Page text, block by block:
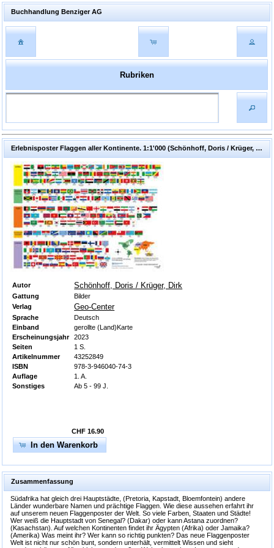
Buchhandlung Benziger AG
Rubriken
Erlebnisposter Flaggen aller Kontinente. 1:1'000 (Schönhoff, Doris / Krüger, Dirk)
Autor Schönhoff, Doris / Krüger, Dirk
Gattung
Bilder
Verlag
Geo-Center
Sprache
Deutsch
Einband
gerollte (Land)Karte
Erscheinungsjahr
2023
Seiten
1 S.
Artikelnummer
43252849
ISBN
978-3-946040-74-3
Auflage
1. A.
Sonstiges
Ab 5 - 99 J.
CHF 16.90
In den Warenkorb
Zusammenfassung
Südafrika hat gleich drei Hauptstädte, (Pretoria, Kapstadt, Bloemfontein) andere
Länder wunderbare Namen und prächtige Flaggen. Wie diese aussehen erfahrt ihr
auf unserem neuen Flaggenposter der Welt. So viele Farben, Staaten und Städte!
Wer weiß die Hauptstadt von Senegal? (Dakar) oder kann Astana zuordnen?
(Kasachstan). Auf welchen Kontinenten findet ihr Ägypten (Afrika) oder Jamaika?
(Amerika) Was meint ihr? Wer kann so richtig punkten? Das neue Flaggenposter
Welt ist nicht nur schön bunt, sondern unterhält, vermittelt Wissen und sieht